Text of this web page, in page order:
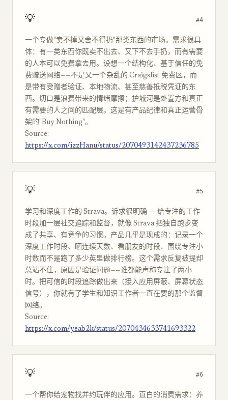
💡 #4
一个专做"卖不掉又舍不得扔"那类东西的市场。需求很具
体：有一类东西你既卖不出去、又下不去手扔，而有需要
的人本可以免费拿去用。设想一个结构化、基于信任的免
费赠送网络——不是又一个杂乱的 Craigslist 免费区，而
是带有受赠者验证、本地物流、甚至慈善抵税凭证的东
西。切口是浪费带来的情绪摩擦；护城河是处置方和真正
有需要的人之间的匹配层。这是有产品纪律和真正运营骨
架的"Buy Nothing"。
Source:
https://x.com/izzHanu/status/2070493142437236785
💡 #5
学习和深度工作的 Strava。诉求很明确——给专注的工作
时段加一层社交追踪和监督，就像 Strava 把独自跑步变
成了共享、有竞争的习惯。产品几乎是现成的：记录一个
深度工作时段、晒连续天数、看朋友的时段、围绕专注小
时数而不是跑了多少英里做排行榜。这个需求反复被提却
总站不住，原因是验证问题——谁都能声称专注了两小
时。把可信的时段追踪做出来（接入应用屏蔽、屏幕状态
信号），你就有了学生和知识工作者一直在要的那个监督
网络。
Source:
https://x.com/yeab2k/status/2070434633741693322
💡 #6
一个帮你给宠物找并约玩伴的应用。直白的消费需求：养